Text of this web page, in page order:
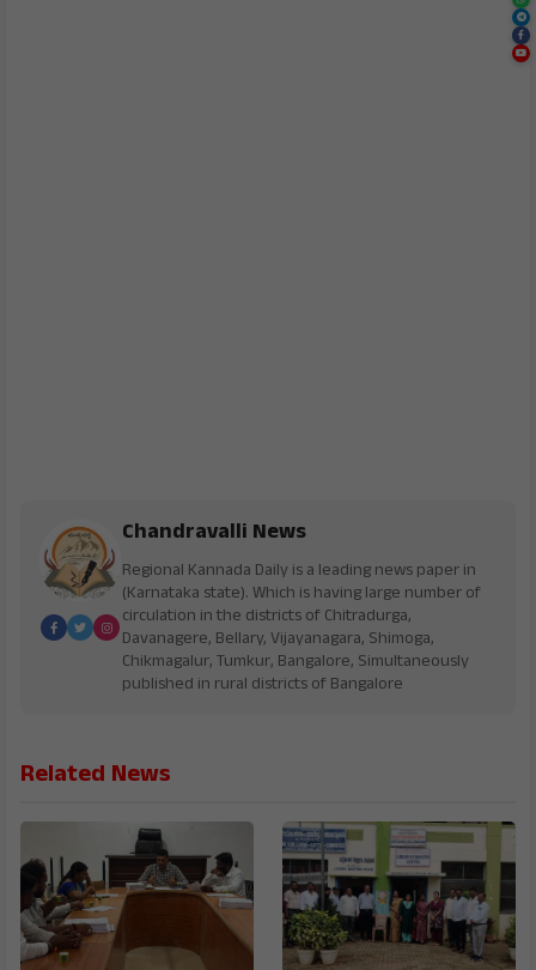
Chandravalli News
Regional Kannada Daily is a leading news paper in
(Karnataka state). Which is having large number of
circulation in the districts of Chitradurga,
Davanagere, Bellary, Vijayanagara, Shimoga,
Chikmagalur, Tumkur, Bangalore, Simultaneously
published in rural districts of Bangalore
Related News